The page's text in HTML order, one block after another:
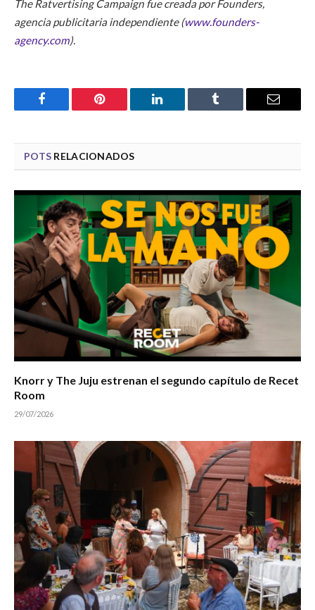
The Ratvertising Campaign fue creada por Founders,
agencia publicitaria independiente (www.founders-
agency.com).
Facebook Pinterest LinkedIn Tumblr Email
POTS RELACIONADOS
Knorr y The Juju estrenan el segundo capítulo de Recet
Room
29/07/2026